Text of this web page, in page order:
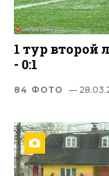
1 тур второй
- 0:1
84 ФОТО —